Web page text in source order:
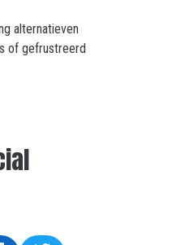
alternatieven
of gefrustreerd